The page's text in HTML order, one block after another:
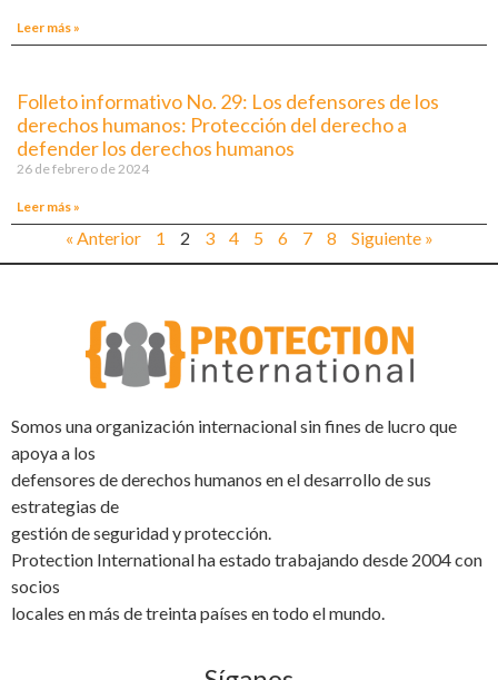
Leer más »
Folleto informativo No. 29: Los defensores de los
derechos humanos: Protección del derecho a
defender los derechos humanos
26 de febrero de 2024
Leer más »
« Anterior 1 2 3 4 5 6 7 8 Siguiente »
Somos una organización internacional sin fines de lucro que
apoya a los
defensores de derechos humanos en el desarrollo de sus
estrategias de
gestión de seguridad y protección.
Protection International ha estado trabajando desde 2004 con
socios
locales en más de treinta países en todo el mundo.